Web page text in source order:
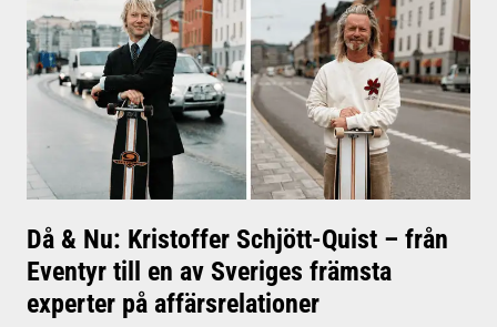
Då & Nu: Kristoffer Schjött-Quist – från
Eventyr till en av Sveriges främsta
experter på affärsrelationer